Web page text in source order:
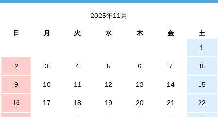
2025年11月
日 月 火 水 木 金
土
1
2 3 4 5 6 7 8
9 10 11 12 13 14 15
16 17 18 19 20 21 22